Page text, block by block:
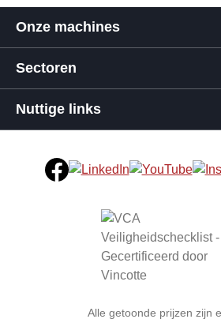
Onze machines
Sectoren
Nuttige links
Alle getoonde prijzen zijn